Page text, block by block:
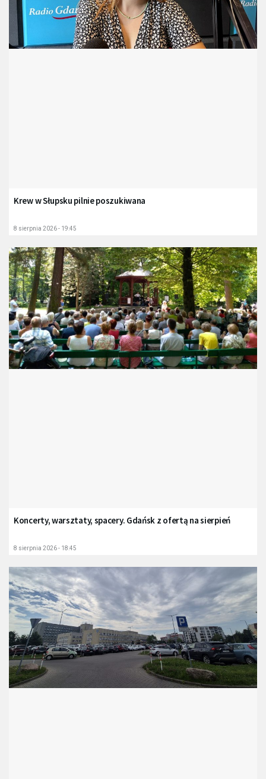
Krew w Słupsku pilnie poszukiwana
8 sierpnia 2026 - 19:45
Koncerty, warsztaty, spacery. Gdańsk z ofertą na sierpień
8 sierpnia 2026 - 18:45